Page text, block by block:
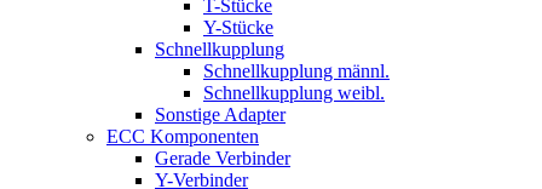
T-Stücke
Y-Stücke
Schnellkupplung
Schnellkupplung männl.
Schnellkupplung weibl.
Sonstige Adapter
ECC Komponenten
Gerade Verbinder
Y-Verbinder